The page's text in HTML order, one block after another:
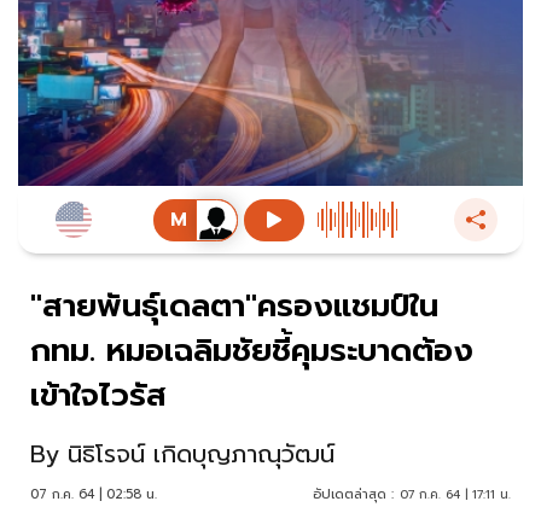
"สายพันธุ์เดลตา"ครองแชมป์ใน
กทม. หมอเฉลิมชัยชี้คุมระบาดต้อง
เข้าใจไวรัส
By นิธิโรจน์ เกิดบุญภาณุวัฒน์
07 ก.ค. 64 | 02:58 น. อัปเดตล่าสุด : 07 ก.ค. 64 | 17:11 น.